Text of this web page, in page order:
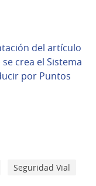
del artículo
crea el Sistema
por Puntos
Seguridad Vial